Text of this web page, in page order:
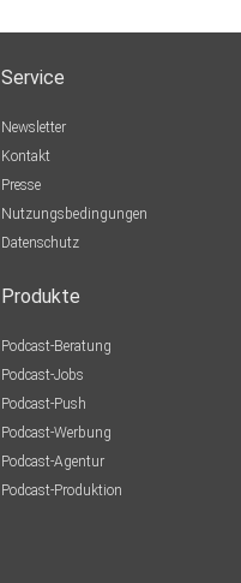
Service
Newsletter
Kontakt
Presse
Nutzungsbedingungen
Datenschutz
Produkte
Podcast-Beratung
Podcast-Jobs
Podcast-Push
Podcast-Werbung
Podcast-Agentur
Podcast-Produktion